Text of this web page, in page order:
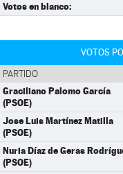
Votos en blanco:
VOTOS
PARTIDO
Graciliano Palomo García
(PSOE)
Jose Luis Martínez Matilla
(PSOE)
Nuria Díaz de Geras
(PSOE)